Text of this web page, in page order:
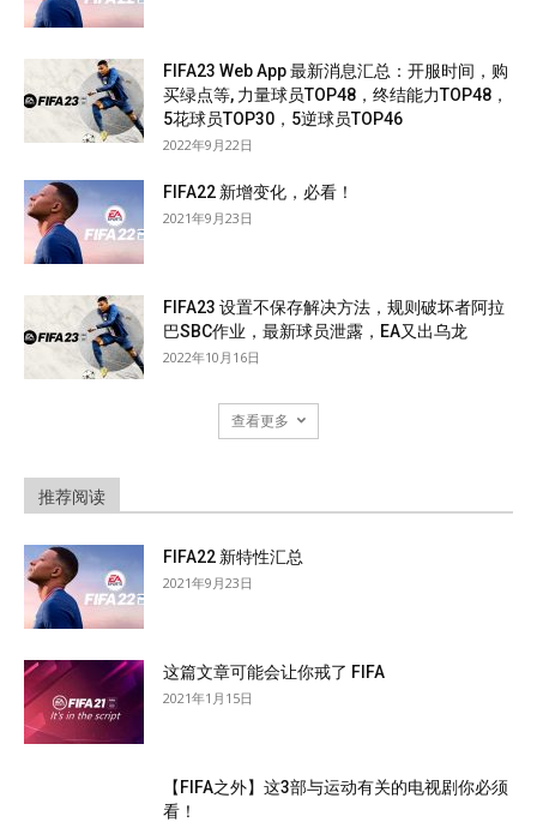
FIFA23 Web App 最新消息汇总：开服时间，购
买绿点等, 力量球员TOP48，终结能力TOP48，
5花球员TOP30，5逆球员TOP46
2022年9月22日
FIFA22 新增变化，必看！
2021年9月23日
FIFA23 设置不保存解决方法，规则破坏者阿拉
巴SBC作业，最新球员泄露，EA又出乌龙
2022年10月16日
查看更多
推荐阅读
FIFA22 新特性汇总
2021年9月23日
这篇文章可能会让你戒了 FIFA
2021年1月15日
【FIFA之外】这3部与运动有关的电视剧你必须
看！